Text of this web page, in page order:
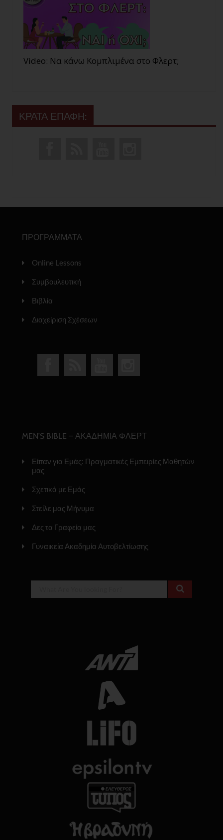
Video: Να κάνω Κομπλιμένα στο Φλερτ;
ΚΡΑΤΑ ΕΠΑΦΗ:
ΠΡΟΓΡΑΜΜΑΤΑ
Online Lessons
Συμβουλευτική
Βιβλία
Διαχείριση Σχέσεων
MEN’S BIBLE – ΑΚΑΔΗΜΙΑ ΦΛΕΡΤ
Είπαν για Εμάς: Πραγματικές Εμπειρίες Μαθητών
μας
Σχετικά με Εμάς
Στείλε μας Μήνυμα
Δες τα Γραφεία μας
Γυναικεία Ακαδημία Αυτοβελτίωσης